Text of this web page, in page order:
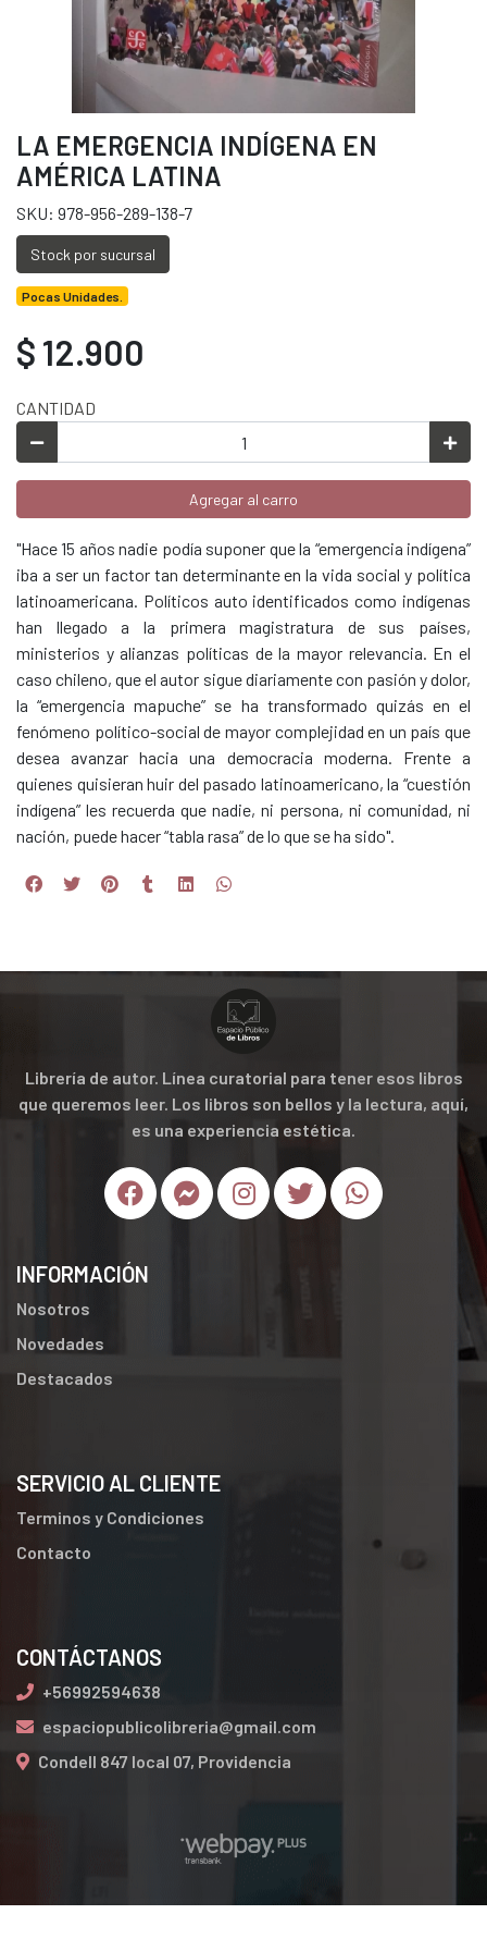
LA EMERGENCIA INDÍGENA EN
AMÉRICA LATINA
SKU: 978-956-289-138-7
Stock por sucursal
Pocas Unidades.
$ 12.900
CANTIDAD
Agregar al carro
"Hace 15 años nadie podía suponer que la “emergencia indígena”
iba a ser un factor tan determinante en la vida social y política
latinoamericana. Políticos auto identificados como indígenas
han llegado a la primera magistratura de sus países,
ministerios y alianzas políticas de la mayor relevancia. En el
caso chileno, que el autor sigue diariamente con pasión y dolor,
la “emergencia mapuche” se ha transformado quizás en el
fenómeno político-social de mayor complejidad en un país que
desea avanzar hacia una democracia moderna. Frente a
quienes quisieran huir del pasado latinoamericano, la “cuestión
indígena” les recuerda que nadie, ni persona, ni comunidad, ni
nación, puede hacer “tabla rasa” de lo que se ha sido".
Librería de autor. Línea curatorial para tener esos libros
que queremos leer. Los libros son bellos y la lectura, aquí,
es una experiencia estética.
INFORMACIÓN
Nosotros
Novedades
Destacados
SERVICIO AL CLIENTE
Terminos y Condiciones
Contacto
CONTÁCTANOS
+56992594638
espaciopublicolibreria@gmail.com
Condell 847 local 07, Providencia